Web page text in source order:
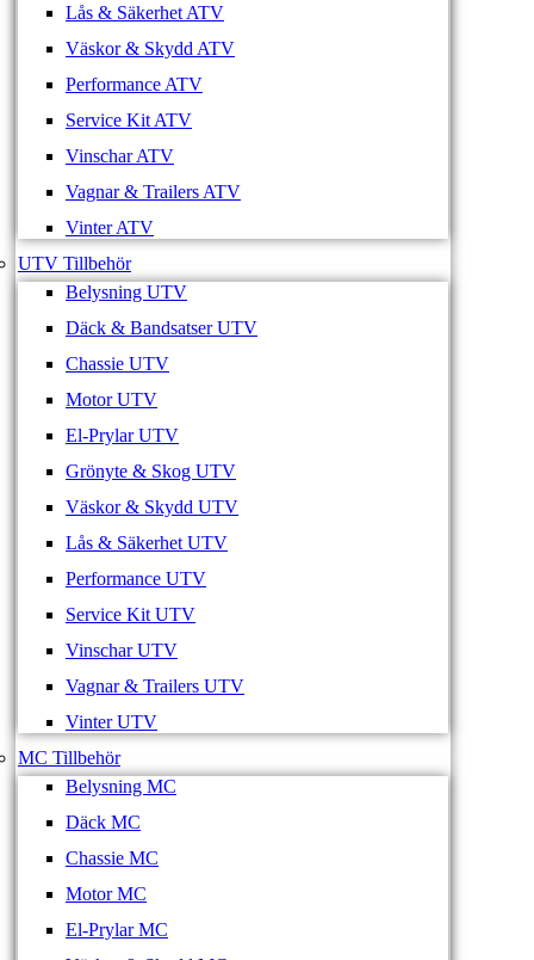
Lås & Säkerhet ATV
Väskor & Skydd ATV
Performance ATV
Service Kit ATV
Vinschar ATV
Vagnar & Trailers ATV
Vinter ATV
UTV Tillbehör
Belysning UTV
Däck & Bandsatser UTV
Chassie UTV
Motor UTV
El-Prylar UTV
Grönyte & Skog UTV
Väskor & Skydd UTV
Lås & Säkerhet UTV
Performance UTV
Service Kit UTV
Vinschar UTV
Vagnar & Trailers UTV
Vinter UTV
MC Tillbehör
Belysning MC
Däck MC
Chassie MC
Motor MC
El-Prylar MC